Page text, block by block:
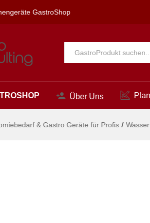
GastroShop
Alle
Über Uns
& Gastro Geräte für Profis /